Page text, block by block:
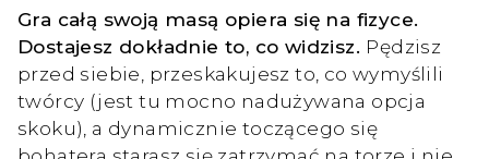
Gra całą swoją masą opiera się na fizyce.
Dostajesz dokładnie to, co widzisz. Pędzisz
przed siebie, przeskakujesz to, co wymyślili
twórcy (jest tu mocno nadużywana opcja
skoku), a dynamicznie toczącego się